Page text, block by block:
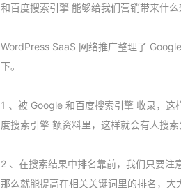
和百度搜索引擎 能够给我们营销带来什么
WordPress SaaS 网络推广整理了
下。
1 、被 Google 和百度搜索引擎 收录，
度搜索引擎 额资料里，这样就会有人搜索
2 、在搜索结果中排名靠前，我们只要注
那么就能提高在相关关键词里的排名，